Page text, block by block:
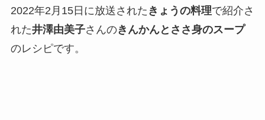
2022年2月15日に放送された きょうの料理で紹介さ
れた井澤由美子さんのきんかんとささ身のスープ
のレシピです。